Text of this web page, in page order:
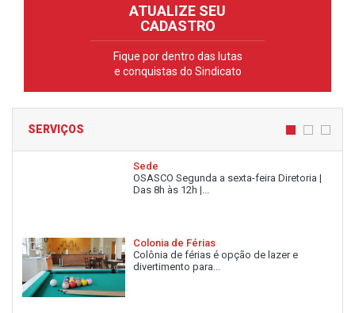
ATUALIZE SEU
CADASTRO
Fique por dentro das lutas
e conquistas do Sindicato
SERVIÇOS
Sede
OSASCO Segunda a sexta-feira Diretoria |
Das 8h às 12h |...
Colonia de Férias
Colônia de férias é opção de lazer e
divertimento para...